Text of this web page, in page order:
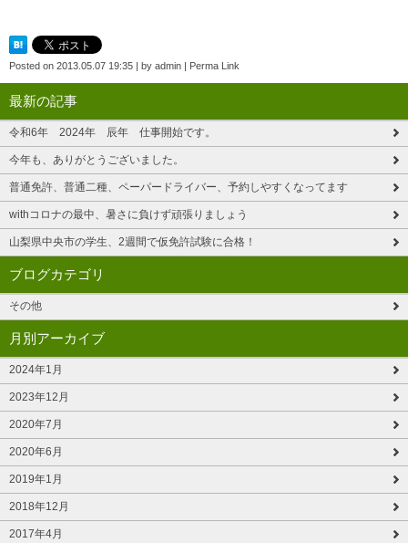
Posted on 2013.05.07 19:35 | by admin | Perma Link
最新の記事
令和6年 2024年 辰年 仕事開始です。
今年も、ありがとうございました。
普通免許、普通二種、ペーパードライバー、予約しやすくなってます
withコロナの最中、暑さに負けず頑張りましょう
山梨県中央市の学生、2週間で仮免許試験に合格！
ブログカテゴリ
その他
月別アーカイブ
2024年1月
2023年12月
2020年7月
2020年6月
2019年1月
2018年12月
2017年4月